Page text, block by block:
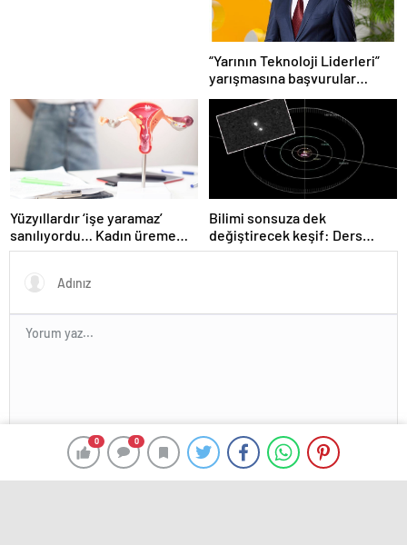
0 0
“Yarının Teknoloji Liderleri”
yarışmasına başvurular
devam ediyor
Yüzyıllardır ‘işe yaramaz’
sanılıyordu… Kadın üreme
sisteminde kilit rol
Bilimi sonsuza dek
değiştirecek keşif: Ders
kitaplarını yeniden
En az 10 karakter gerekli